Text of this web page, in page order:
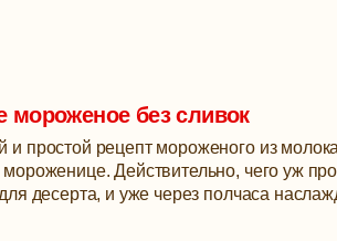
мороженое без сливок
простой рецепт мороженого из
Действительно, чего уж
десерта, и уже через полчаса